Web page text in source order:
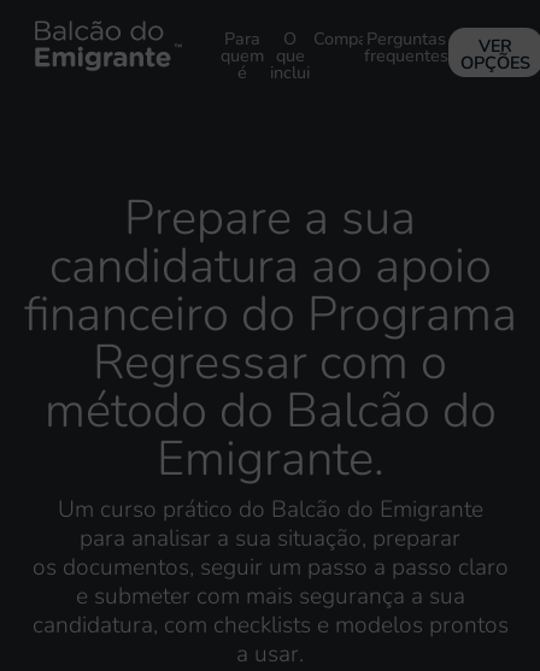
Para
quem
é
O
que
inclui
Comparativo
Perguntas
frequentes VER
OPÇÕES
Prepare a sua
candidatura ao apoio
financeiro do Programa
Regressar com o
método do Balcão do
Emigrante.
Um curso prático do Balcão do Emigrante
para analisar a sua situação, preparar
os documentos, seguir um passo a passo claro
e submeter com mais segurança a sua
candidatura, com checklists e modelos prontos
a usar.